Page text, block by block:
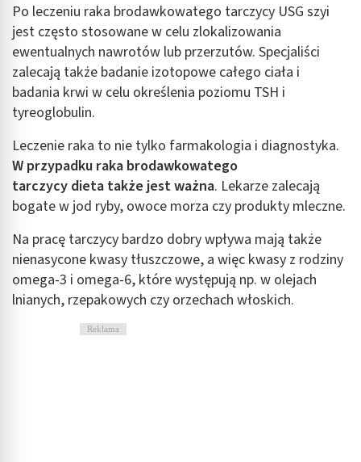
Po leczeniu raka brodawkowatego tarczycy USG szyi
jest często stosowane w celu zlokalizowania
ewentualnych nawrotów lub przerzutów. Specjaliści
zalecają także badanie izotopowe całego ciała i
badania krwi w celu określenia poziomu TSH i
tyreoglobulin.
Leczenie raka to nie tylko farmakologia i diagnostyka.
W przypadku raka brodawkowatego
tarczycy dieta także jest ważna. Lekarze zalecają
bogate w jod ryby, owoce morza czy produkty mleczne.
Na pracę tarczycy bardzo dobry wpływa mają także
nienasycone kwasy tłuszczowe, a więc kwasy z rodziny
omega-3 i omega-6, które występują np. w olejach
lnianych, rzepakowych czy orzechach włoskich.
Reklama
reklam
Wykorzystanie profili do wyboru
spersonalizowanych reklam
Tworzenie profili w celu personalizacji treści
Wykorzystywanie profili w celu doboru
spersonalizowanych treści
Pomiar efektywności reklam
Pomiar efektywności treści
Rozumienie odbiorców dzięki statystyce lub
kombinacji danych z różnych źródeł
Rozwój i ulepszanie usług
wyboru treści